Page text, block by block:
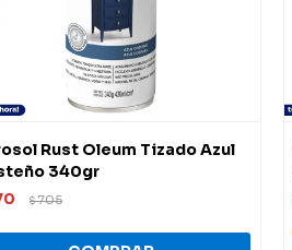
Rust Oleum Tizado Azul
340gr
$705